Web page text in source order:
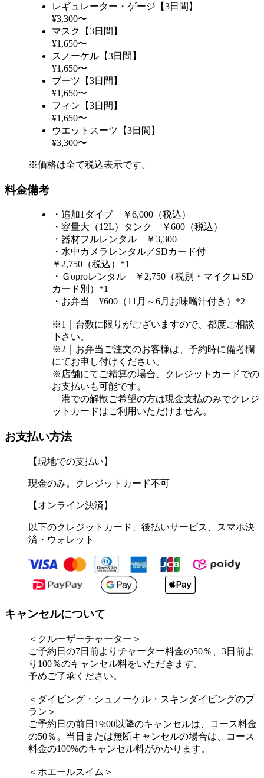
レギュレーター・ゲージ【3日間】
¥3,300〜
マスク【3日間】
¥1,650〜
スノーケル【3日間】
¥1,650〜
ブーツ【3日間】
¥1,650〜
フィン【3日間】
¥1,650〜
ウエットスーツ【3日間】
¥3,300〜
※価格は全て税込表示です。
料金備考
・追加1ダイブ ￥6,000（税込）
・容量大（12L）タンク ￥600（税込）
・器材フルレンタル ￥3,300
・水中カメラレンタル／SDカード付
￥2,750（税込）*1
・Ｇoproレンタル ￥2,750（税別・マイクロSD
カード別）*1
・お弁当 ¥600（11月～6月お味噌汁付き）*2
※1｜台数に限りがございますので、都度ご相談
下さい。
※2｜お弁当ご注文のお客様は、予約時に備考欄
にてお申し付けください。
※店舗にてご精算の場合、クレジットカードでの
お支払いも可能です。
港での解散ご希望の方は現金支払のみでクレジ
ットカードはご利用いただけません。
お支払い方法
【現地での支払い】
現金のみ。クレジットカード不可
【オンライン決済】
以下のクレジットカード、後払いサービス、スマホ決
済・ウォレット
キャンセルについて
＜クルーザーチャーター＞
ご予約日の7日前よりチャーター料金の50％、3日前よ
り100％のキャンセル料をいただきます。
予めご了承ください。
＜ダイビング・シュノーケル・スキンダイビングのプ
ラン＞
ご予約日の前日19:00以降のキャンセルは、コース料金
の50％。当日または無断キャンセルの場合は、コース
料金の100%のキャンセル料がかかります。
＜ホエールスイム＞